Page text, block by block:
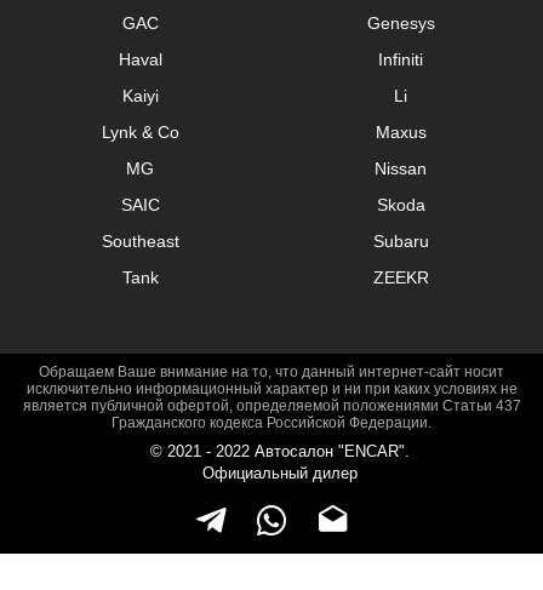
Универсал
Привод
Передний
GAC
Genesys
Haval
Infiniti
Kaiyi
Li
Lynk & Co
Maxus
MG
Nissan
SAIC
Skoda
Southeast
Subaru
Tank
ZEEKR
© 2021 - 2022 Автосалон "ENCAR".
Официальный дилер
Обращаем Ваше внимание на то, что данный интернет-сайт носит
исключительно информационный характер и ни при каких условиях не
является публичной офертой, определяемой положениями Статьи 437
Гражданского кодекса Российской Федерации.